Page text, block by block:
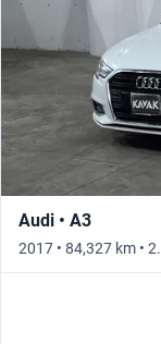
Audi • A3
2017 • 84,327 km •